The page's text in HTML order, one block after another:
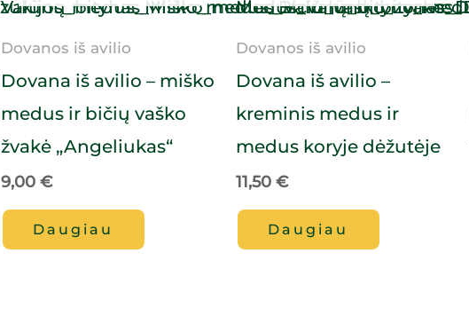
Dovanos iš avilio
Dovana iš avilio – miško
medus ir bičių vaško
žvakė „Angeliukas“
9,00 €
Daugiau
Dovanos iš avilio
Dovana iš avilio –
kreminis medus ir
medus koryje dėžutėje
11,50 €
Daugiau